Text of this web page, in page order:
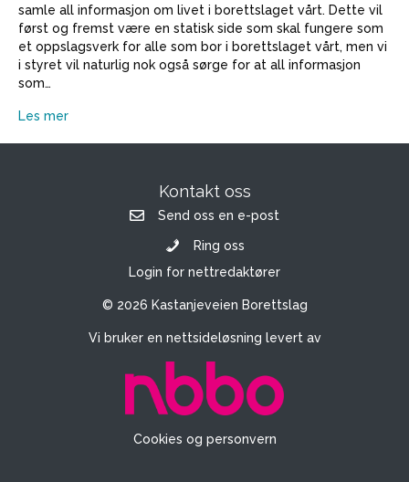
samle all informasjon om livet i borettslaget vårt. Dette vil
først og fremst være en statisk side som skal fungere som
et oppslagsverk for alle som bor i borettslaget vårt, men vi
i styret vil naturlig nok også sørge for at all informasjon
som…
Les mer
Kontakt oss
Send oss en e-post
Ring oss
Login for nettredaktører
© 2026 Kastanjeveien Borettslag
Vi bruker en nettsideløsning levert av
Cookies og personvern